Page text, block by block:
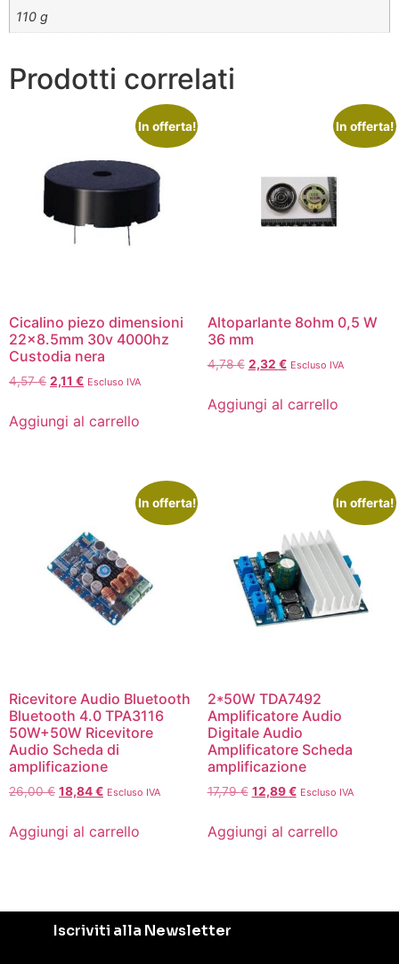
110 g
Prodotti correlati
In offerta!
Cicalino piezo dimensioni
22×8.5mm 30v 4000hz
Custodia nera
4,57€ 2,11 € Escluso IVA
Aggiungi al carrello
In offerta!
Altoparlante 8ohm 0,5 W
36 mm
4,78€ 2,32 € Escluso IVA
Aggiungi al carrello
In offerta!
Ricevitore Audio Bluetooth
Bluetooth 4.0 TPA3116
50W+50W Ricevitore
Audio Scheda di
amplificazione
26,00€ 18,84€ Escluso IVA
Aggiungi al carrello
In offerta!
2*50W TDA7492
Amplificatore Audio
Digitale Audio
Amplificatore Scheda
amplificazione
17,79€ 12,89€ Escluso IVA
Aggiungi al carrello
Iscriviti alla Newsletter